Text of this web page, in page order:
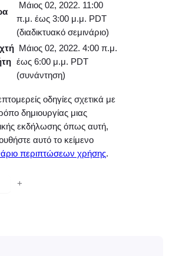
Μάιος 02, 2022. 11:00
π.μ. έως 3:00 μ.μ. PDT
(διαδικτυακό σεμινάριο)
Μάιος 02, 2022. 4:00 π.μ.
έως 6:00 μ.μ. PDT
(συνάντηση)
οδηγίες σχετικά με
δημιουργίας μιας
εκδήλωσης όπως αυτή,
αυτό το κείμενο
περιπτώσεων χρήσης.
+